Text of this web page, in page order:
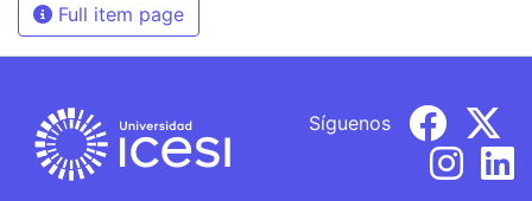
Full item page
Síguenos